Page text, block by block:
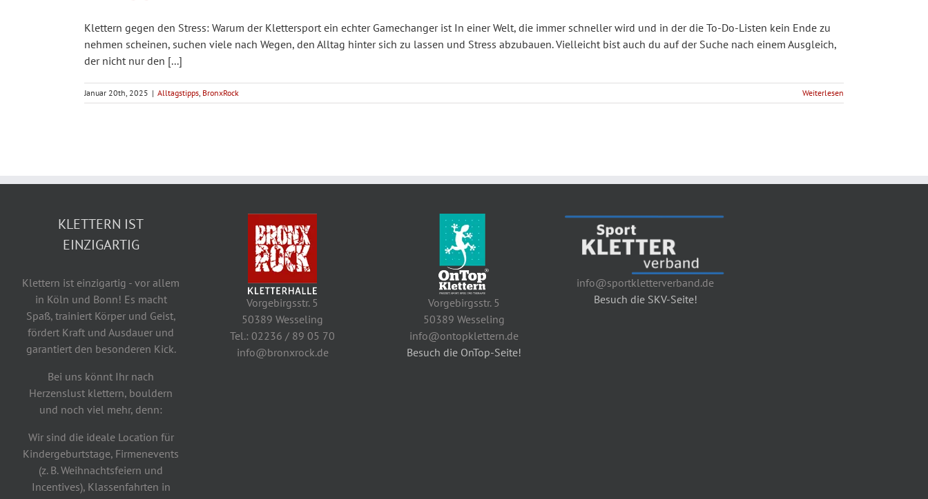
Klettern gegen den Stress: Warum der Klettersport ein echter Gamechanger ist In einer Welt, die immer schneller wird und in der die To-Do-Listen kein Ende zu
nehmen scheinen, suchen viele nach Wegen, den Alltag hinter sich zu lassen und Stress abzubauen. Vielleicht bist auch du auf der Suche nach einem Ausgleich,
der nicht nur den [...]
Januar 20th, 2025 | Alltagstipps, BronxRock Weiterlesen
KLETTERN IST
EINZIGARTIG
Klettern ist einzigartig - vor allem
in Köln und Bonn! Es macht
Spaß, trainiert Körper und Geist,
fördert Kraft und Ausdauer und
garantiert den besonderen Kick.
Bei uns könnt Ihr nach
Herzenslust klettern, bouldern
und noch viel mehr, denn:
Wir sind die ideale Location für
Kindergeburtstage, Firmenevents
(z. B. Weihnachtsfeiern und
Incentives), Klassenfahrten in
Vorgebirgsstr. 5
50389 Wesseling
Tel.: 02236 / 89 05 70
info@bronxrock.de
Vorgebirgsstr. 5
50389 Wesseling
info@ontopklettern.de
Besuch die OnTop-Seite!
info@sportkletterverband.de
Besuch die SKV-Seite!